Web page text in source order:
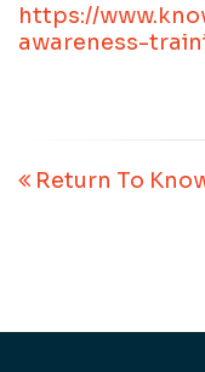
https://
awareness-
Return To